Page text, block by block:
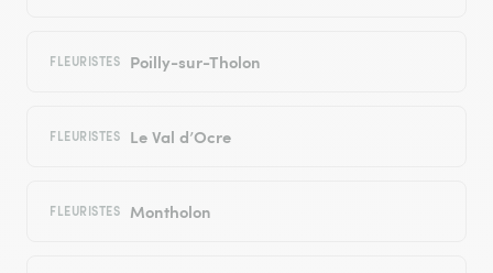
FLEURISTES Poilly-sur-Tholon
FLEURISTES Le Val d’Ocre
FLEURISTES Montholon